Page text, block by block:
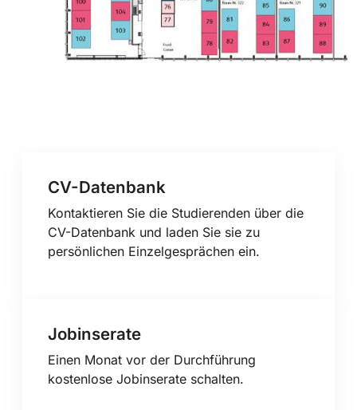
CV-Datenbank
Kontaktieren Sie die Studierenden über die
CV-Datenbank und laden Sie sie zu
persönlichen Einzelgesprächen ein.
Jobinserate
Einen Monat vor der Durchführung
kostenlose Jobinserate schalten.